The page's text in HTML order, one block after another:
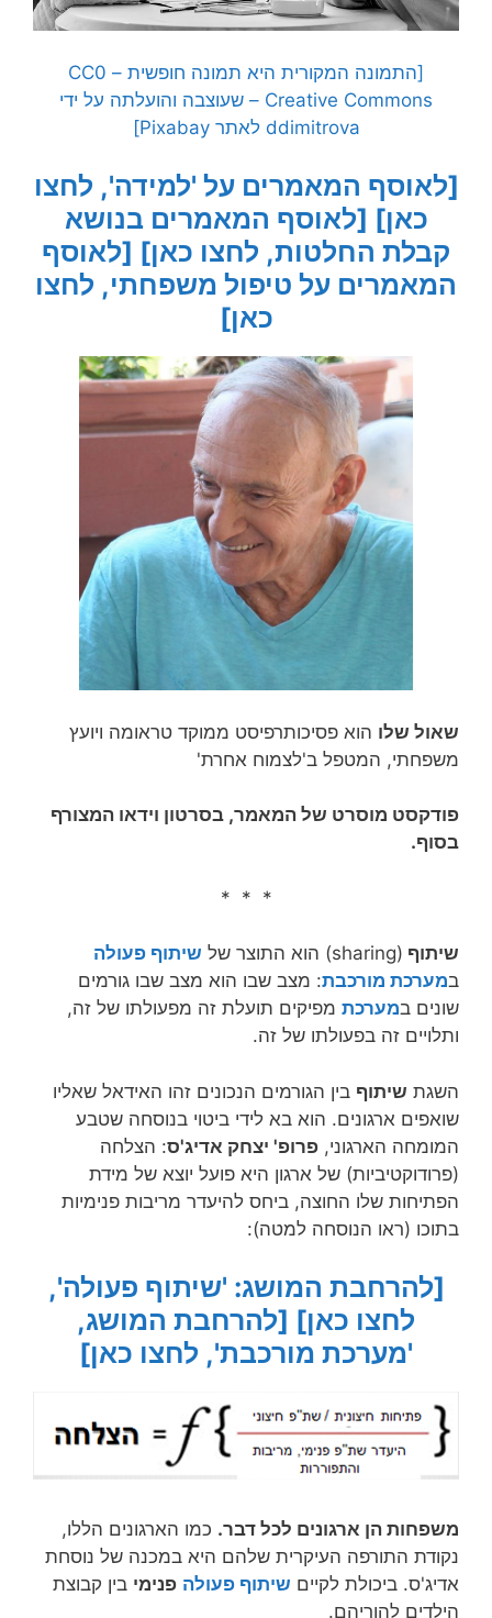
[התמונה המקורית היא תמונה חופשית – CC0
Creative Commons – שעוצבה והועלתה על ידי
ddimitrova לאתר Pixabay]
[לאוסף המאמרים על 'למידה', לחצו
כאן] [לאוסף המאמרים בנושא
קבלת החלטות, לחצו כאן] [לאוסף
המאמרים על טיפול משפחתי, לחצו
כאן]
שאול שלו הוא פסיכותרפיסט ממוקד טראומה‏ ויועץ
משפחתי, המטפל ב'לצמוח אחרת'
פודקסט מוסרט של המאמר, בסרטון וידאו המצורף
בסוף.
* * *
שיתוף (sharing) הוא התוצר של
שיתוף פעולה
במערכת מורכבת: מצב שבו הוא מצב שבו גורמים
שונים במערכת מפיקים תועלת זה מפעולתו של זה,
ותלויים זה בפעולתו של זה.
השגת שיתוף בין הגורמים הנכונים זהו האידאל שאליו
שואפים ארגונים. הוא בא לידי ביטוי בנוסחה שטבע
המומחה הארגוני, פרופ' יצחק אדיג'ס: הצלחה
(פרודוקטיביות) של ארגון היא פועל יוצא של מידת
הפתיחות שלו החוצה, ביחס להיעדר מריבות פנימיות
בתוכו (ראו הנוסחה למטה):
[להרחבת המושג: 'שיתוף פעולה',
לחצו כאן] [להרחבת המושג,
'מערכת מורכבת', לחצו כאן]
משפחות הן ארגונים לכל דבר. כמו הארגונים הללו,
נקודת התורפה העיקרית שלהם היא במכנה של נוסחת
אדיג'ס. ביכולת לקיים שיתוף פעולה פנימי בין קבוצת
הילדים להוריהם.